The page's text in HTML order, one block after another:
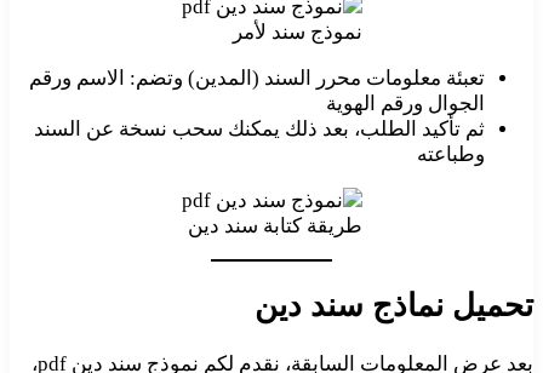
نموذج سند لأمر
تعبئة معلومات محرر السند (المدين) وتضم: الاسم ورقم
الجوال ورقم الهوية
ثم تأكيد الطلب، بعد ذلك يمكنك سحب نسخة عن السند
وطباعته
طريقة كتابة سند دين
تحميل نماذج سند دين
بعد عرض المعلومات السابقة، نقدم لكم نموذج سند دين pdf،